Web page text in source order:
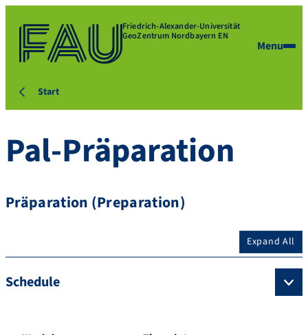
Friedrich-Alexander-Universität
GeoZentrum Nordbayern EN
Menu
Start
Pal-Präparation
Präparation (Preparation)
Expand All
Schedule